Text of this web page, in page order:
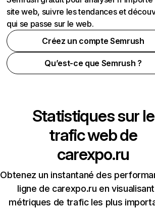
site web, suivre les tendances et
qui se passe sur le web.
Créez un compte Semrush
Qu’est-ce que Semrush ?
Statistiques sur le
trafic web de
carexpo.ru
Obtenez un instantané des
ligne de carexpo.ru en
métriques de trafic les plus